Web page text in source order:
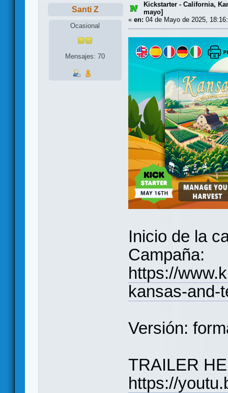
Santi Z
Ocasional
Mensajes: 70
Kickstarter - California,
mayo]
« en: 04 de Mayo de 2025,
Inicio de la
Campaña:
https://
kansas-and-
Versión:
TRAILER
https://